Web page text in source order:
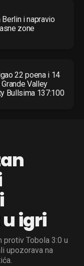
i napravio
zone
22 poena i 14
Valley
Bullsima 137:100
igri
protiv Tobola 3:0 u
upozorava na